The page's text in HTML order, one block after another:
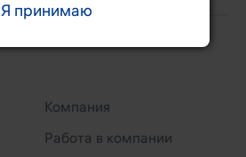
Компания
Работа в компании
Я принимаю